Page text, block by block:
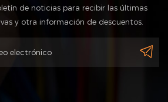
de noticias para recibir las últimas
y otra información de descuentos.